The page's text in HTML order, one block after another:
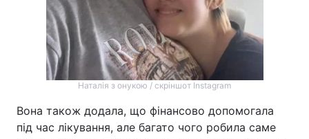
Наталія з онукою / скріншот Instagram​​​​​​
Вона також додала, що фінансово допомогала
під час лікування, але багато чого робила саме